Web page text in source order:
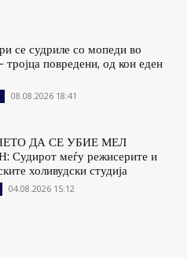
се судриле со мопеди во
тројца повредени, од кои еден
08.08.2026 18:41
ДА СЕ УБИЕ МЕЛ
Судирот меѓу режисерите и
холивудски студија
04.08.2026 15:12